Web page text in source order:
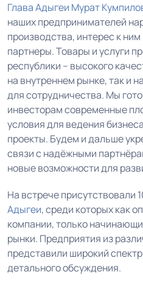
Глава Адыгеи Мурат
наших предпринимателей
производства, интерес к
партнеры. Товары и услуги
республики – высокого
на внутреннем рынке, так и
для сотрудничества. Мы
инвесторам современные
условия для ведения
проекты. Будем и дальше
связи с надёжными
новые возможности для
На встрече присутствовали
Адыгеи, среди которых как
компании, только
рынки. Предприятия из
представили широкий
детального обсуждения.